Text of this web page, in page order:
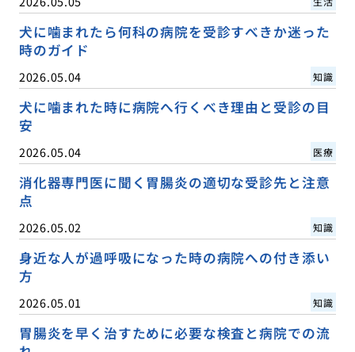
犬に噛まれたら何科の病院を受診すべきか迷った
時のガイド
2026.05.04 知識
犬に噛まれた時に病院へ行くべき理由と受診の目
安
2026.05.04 医療
消化器専門医に聞く胃腸炎の適切な受診先と注意
点
2026.05.02 知識
身近な人が過呼吸になった時の病院への付き添い
方
2026.05.01 知識
胃腸炎を早く治すために必要な検査と病院での流